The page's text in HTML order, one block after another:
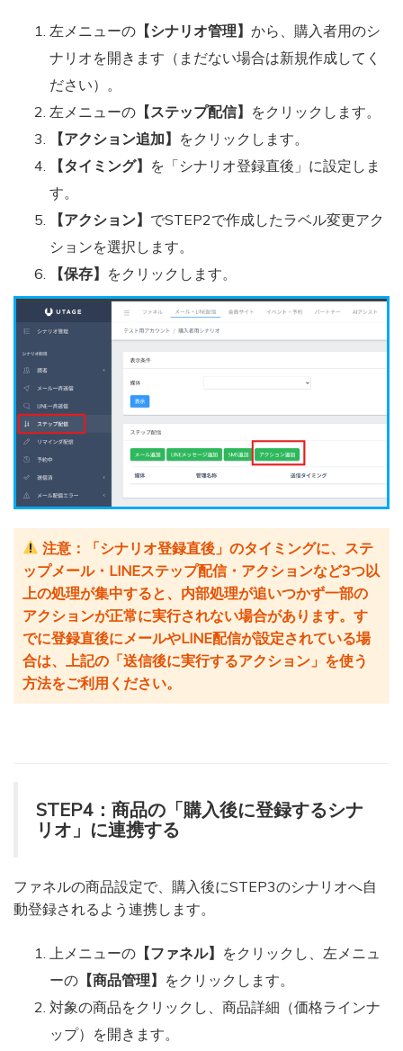
左メニューの 【シナリオ管理】 から、購入者用のシ
ナリオを開きます（まだない場合は新規作成してく
ださい）。
左メニューの 【ステップ配信】 をクリックします。
【アクション追加】 をクリックします。
【タイミング】 を「シナリオ登録直後」に設定しま
す。
【アクション】 でSTEP2で作成したラベル変更アク
ションを選択します。
【保存】 をクリックします。
注意：「シナリオ登録直後」のタイミングに、ステ
ップメール・LINEステップ配信・アクションなど3つ以
上の処理が集中すると、内部処理が追いつかず一部の
アクションが正常に実行されない場合があります。す
でに登録直後にメールやLINE配信が設定されている場
合は、上記の「送信後に実行するアクション」を使う
方法をご利用ください。
STEP4：商品の「購入後に登録するシナ
リオ」に連携する
ファネルの商品設定で、購入後にSTEP3のシナリオへ自
動登録されるよう連携します。
上メニューの 【ファネル】 をクリックし、左メニュ
ーの 【商品管理】 をクリックします。
対象の商品をクリックし、商品詳細（価格ラインナ
ップ）を開きます。